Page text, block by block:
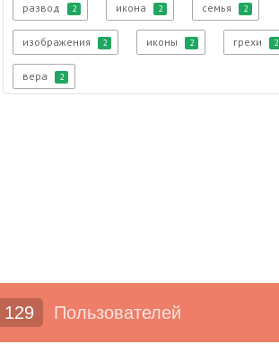
развод 2 икона 2 семья 2
изображения 2 иконы 2 грехи 2
вера 2
129 Пользователей